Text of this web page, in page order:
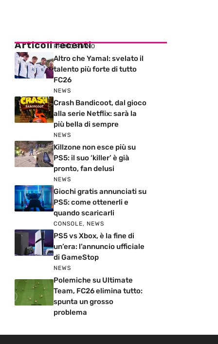
Articoli recenti
PRIMO PIANO
Altro che Yamal: svelato il
talento più forte di tutto
FC26
NEWS
Crash Bandicoot, dal gioco
alla serie Netflix: sarà la
più bella di sempre
NEWS
Killzone non esce più su
PS5: il suo ‘killer’ è già
pronto, fan delusi
NEWS
Giochi gratis annunciati su
PS5: come ottenerli e
quando scaricarli
CONSOLE, NEWS
PS5 vs Xbox, è la fine di
un’era: l’annuncio ufficiale
di GameStop
NEWS
Polemiche su Ultimate
Team, FC26 elimina tutto:
spunta un grosso
problema